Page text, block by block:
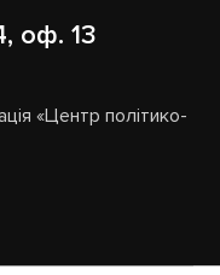
оф. 13
«Центр політико-